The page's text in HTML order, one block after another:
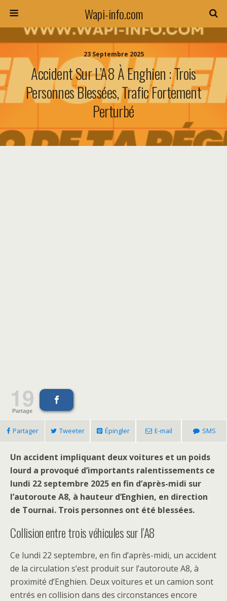
Wapi-info.com
23 Septembre 2025
Accident Sur L’A8 À Enghien : Trois
Personnes Blessées, Trafic Fortement
Perturbé
19
Partage
Partager Tweeter Épingler E-mail SMS
Un accident impliquant deux voitures et un poids
lourd a provoqué d’importants ralentissements ce
lundi 22 septembre 2025 en fin d’après-midi sur
l’autoroute A8, à hauteur d’Enghien, en direction
de Tournai. Trois personnes ont été blessées.
Collision entre trois véhicules sur l’A8
Ce lundi 22 septembre, en fin d’après-midi, un accident
de la circulation s’est produit sur l’autoroute A8, à
proximité d’Enghien. Deux voitures et un camion sont
entrés en collision dans des circonstances encore